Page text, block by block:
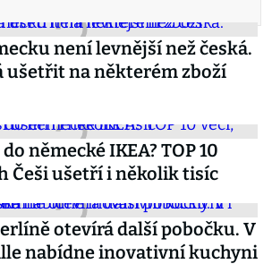
není levnější než česká.
ušetřit na některém zboží
německé IKEA? TOP 10
Češi ušetří i několik tisíc
otevírá další pobočku. V
nabídne inovativní kuchyni